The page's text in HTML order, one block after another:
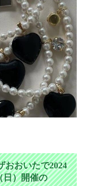
おおいたで2024
日）開催の